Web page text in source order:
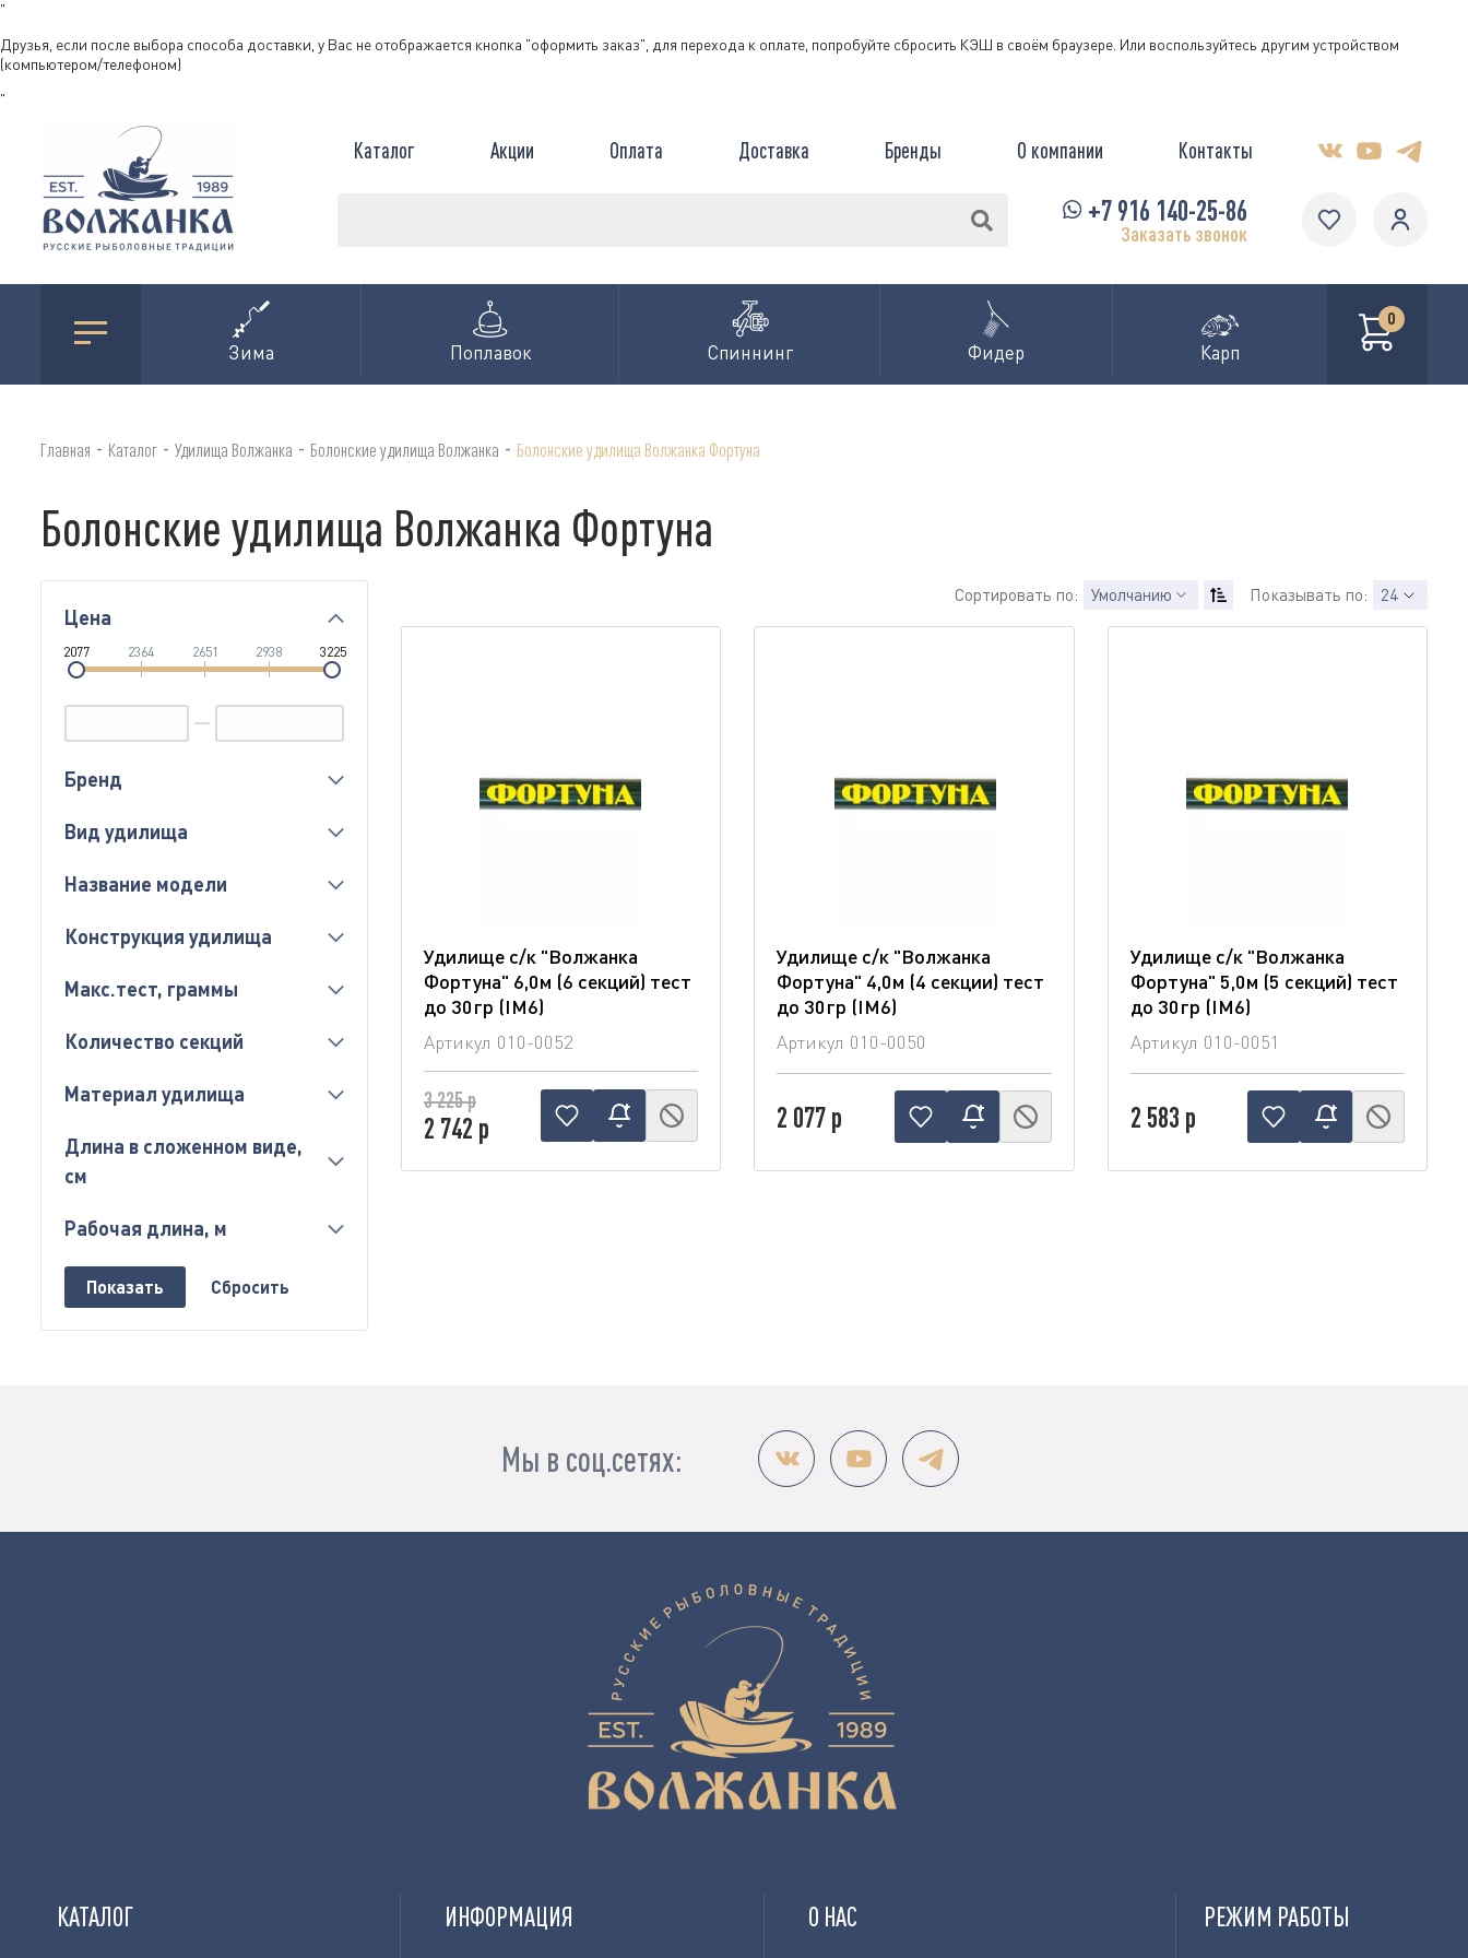
"
Друзья, если после выбора способа доставки, у Вас не отображается кнопка "оформить заказ", для перехода к оплате, попробуйте сбросить КЭШ в своём браузере. Или воспользуйтесь другим устройством
(компьютером/телефоном)
"
Каталог Акции Оплата Доставка Бренды О компании Контакты
+7 916 140-25-86
Заказать звонок
Зима Поплавок Спиннинг Фидер Карп
0
Главная - Каталог - Удилища Волжанка - Болонские удилища Волжанка - Болонские удилища Волжанка Фортуна
Болонские удилища Волжанка Фортуна
Цена
2077 2364 2651 2938 3225
Бренд
Вид удилища
Название модели
Конструкция удилища
Макс.тест, граммы
Количество секций
Материал удилища
Длина в сложенном виде,
см
Рабочая длина, м
Сортировать по: Умолчанию Показывать по: 24
Удилище с/к "Волжанка
Фортуна" 6,0м (6 секций) тест
до 30гр (IM6)
Артикул 010-0052
3 225 р
2 742 р
Удилище с/к "Волжанка
Фортуна" 4,0м (4 секции) тест
до 30гр (IM6)
Артикул 010-0050
2 077 р
Удилище с/к "Волжанка
Фортуна" 5,0м (5 секций) тест
до 30гр (IM6)
Артикул 010-0051
2 583 р
Мы в соц.сетях:
КАТАЛОГ ИНФОРМАЦИЯ О НАС РЕЖИМ РАБОТЫ